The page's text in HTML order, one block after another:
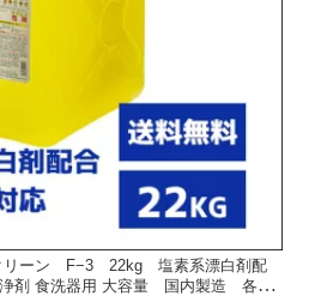
クリーン F−3 22kg 塩素系漂白剤配
剤 食洗器用 大容量 国内製造 各種